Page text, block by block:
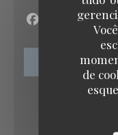
de
Facebook
NEWSLETTER